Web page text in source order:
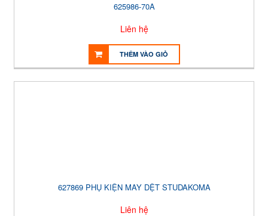
625986-70A
Liên hệ
THÊM VÀO GIỎ
627869 PHỤ KIỆN MAY DỆT STUDAKOMA
Liên hệ